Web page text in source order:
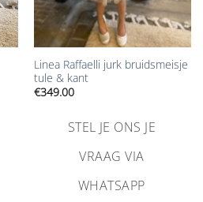
Linea Raffaelli jurk bruidsmeisje
tule & kant
€349.00
STEL JE ONS JE
VRAAG VIA
WHATSAPP